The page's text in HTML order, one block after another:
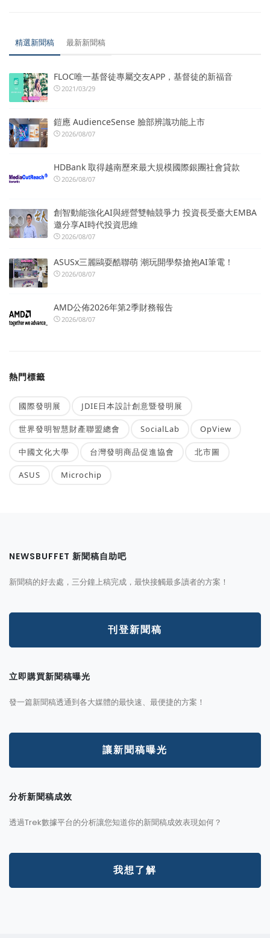
精選新聞稿 最新新聞稿
FLOC唯一基督徒專屬交友APP，基督徒的新福音
2021/03/29
鎧應 AudienceSense 臉部辨識功能上市
2026/08/07
HDBank 取得越南歷來最大規模國際銀團社會貸款
2026/08/07
創智動能強化AI與經營雙軸競爭力 投資長受臺大EMBA
邀分享AI時代投資思維
2026/08/07
ASUSx三麗鷗耍酷聯萌 潮玩開學祭搶抱AI筆電！
2026/08/07
AMD公佈2026年第2季財務報告
2026/08/07
熱門標籤
國際發明展 JDIE日本設計創意暨發明展
世界發明智慧財產聯盟總會 SocialLab OpView
中國文化大學 台灣發明商品促進協會 北市圖
ASUS Microchip
NEWSBUFFET 新聞稿自助吧
新聞稿的好去處，三分鐘上稿完成，最快接觸最多讀者的方案！
刊登新聞稿
立即購買新聞稿曝光
發一篇新聞稿透通到各大媒體的最快速、最便捷的方案！
讓新聞稿曝光
分析新聞稿成效
透過Trek數據平台的分析讓您知道你的新聞稿成效表現如何？
我想了解